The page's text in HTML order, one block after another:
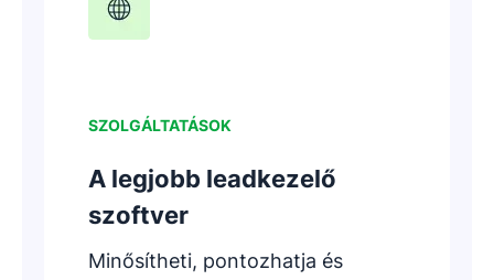
SZOLGÁLTATÁSOK
A legjobb leadkezelő
szoftver
Minősítheti, pontozhatja és